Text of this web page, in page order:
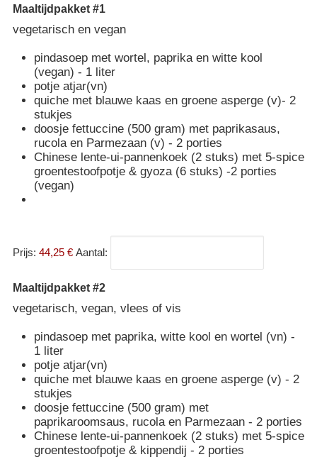
Maaltijdpakket #1
vegetarisch en vegan
pindasoep met wortel, paprika en witte kool
(vegan) - 1 liter
potje atjar(vn)
quiche met blauwe kaas en groene asperge (v)- 2
stukjes
doosje fettuccine (500 gram) met paprikasaus,
rucola en Parmezaan (v) - 2 porties
Chinese lente-ui-pannenkoek (2 stuks) met 5-spice
groentestoofpotje & gyoza (6 stuks) -2 porties
(vegan)
Prijs: 44,25 € Aantal:
Maaltijdpakket #2
vegetarisch, vegan, vlees of vis
pindasoep met paprika, witte kool en wortel (vn) -
1 liter
potje atjar(vn)
quiche met blauwe kaas en groene asperge (v) - 2
stukjes
doosje fettuccine (500 gram) met
paprikaroomsaus, rucola en Parmezaan - 2 porties
Chinese lente-ui-pannenkoek (2 stuks) met 5-spice
groentestoofpotje & kippendij - 2 porties